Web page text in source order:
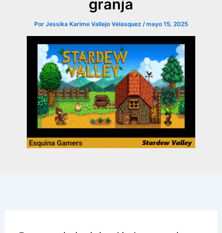
granja
Por Jessika Karime Vallejo Velasquez /mayo 15, 2025